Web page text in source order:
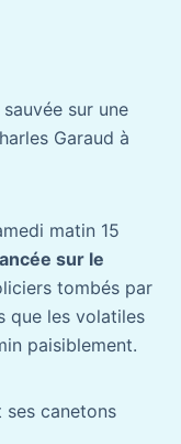
sur une
Garaud à
matin 15
sur le
tombés par
que les volatiles
paisiblement.